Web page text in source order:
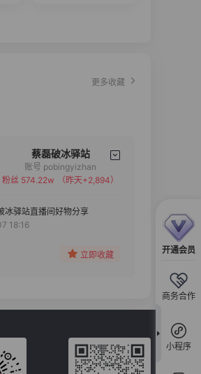
开通会员
商务合作
小程序
更多收藏
蔡磊破冰驿站
备注
分组
账号 pobingyizhan
粉丝 574.22w
（昨天+2,894）
冰驿站直播间好物分享
18:16
立即收藏